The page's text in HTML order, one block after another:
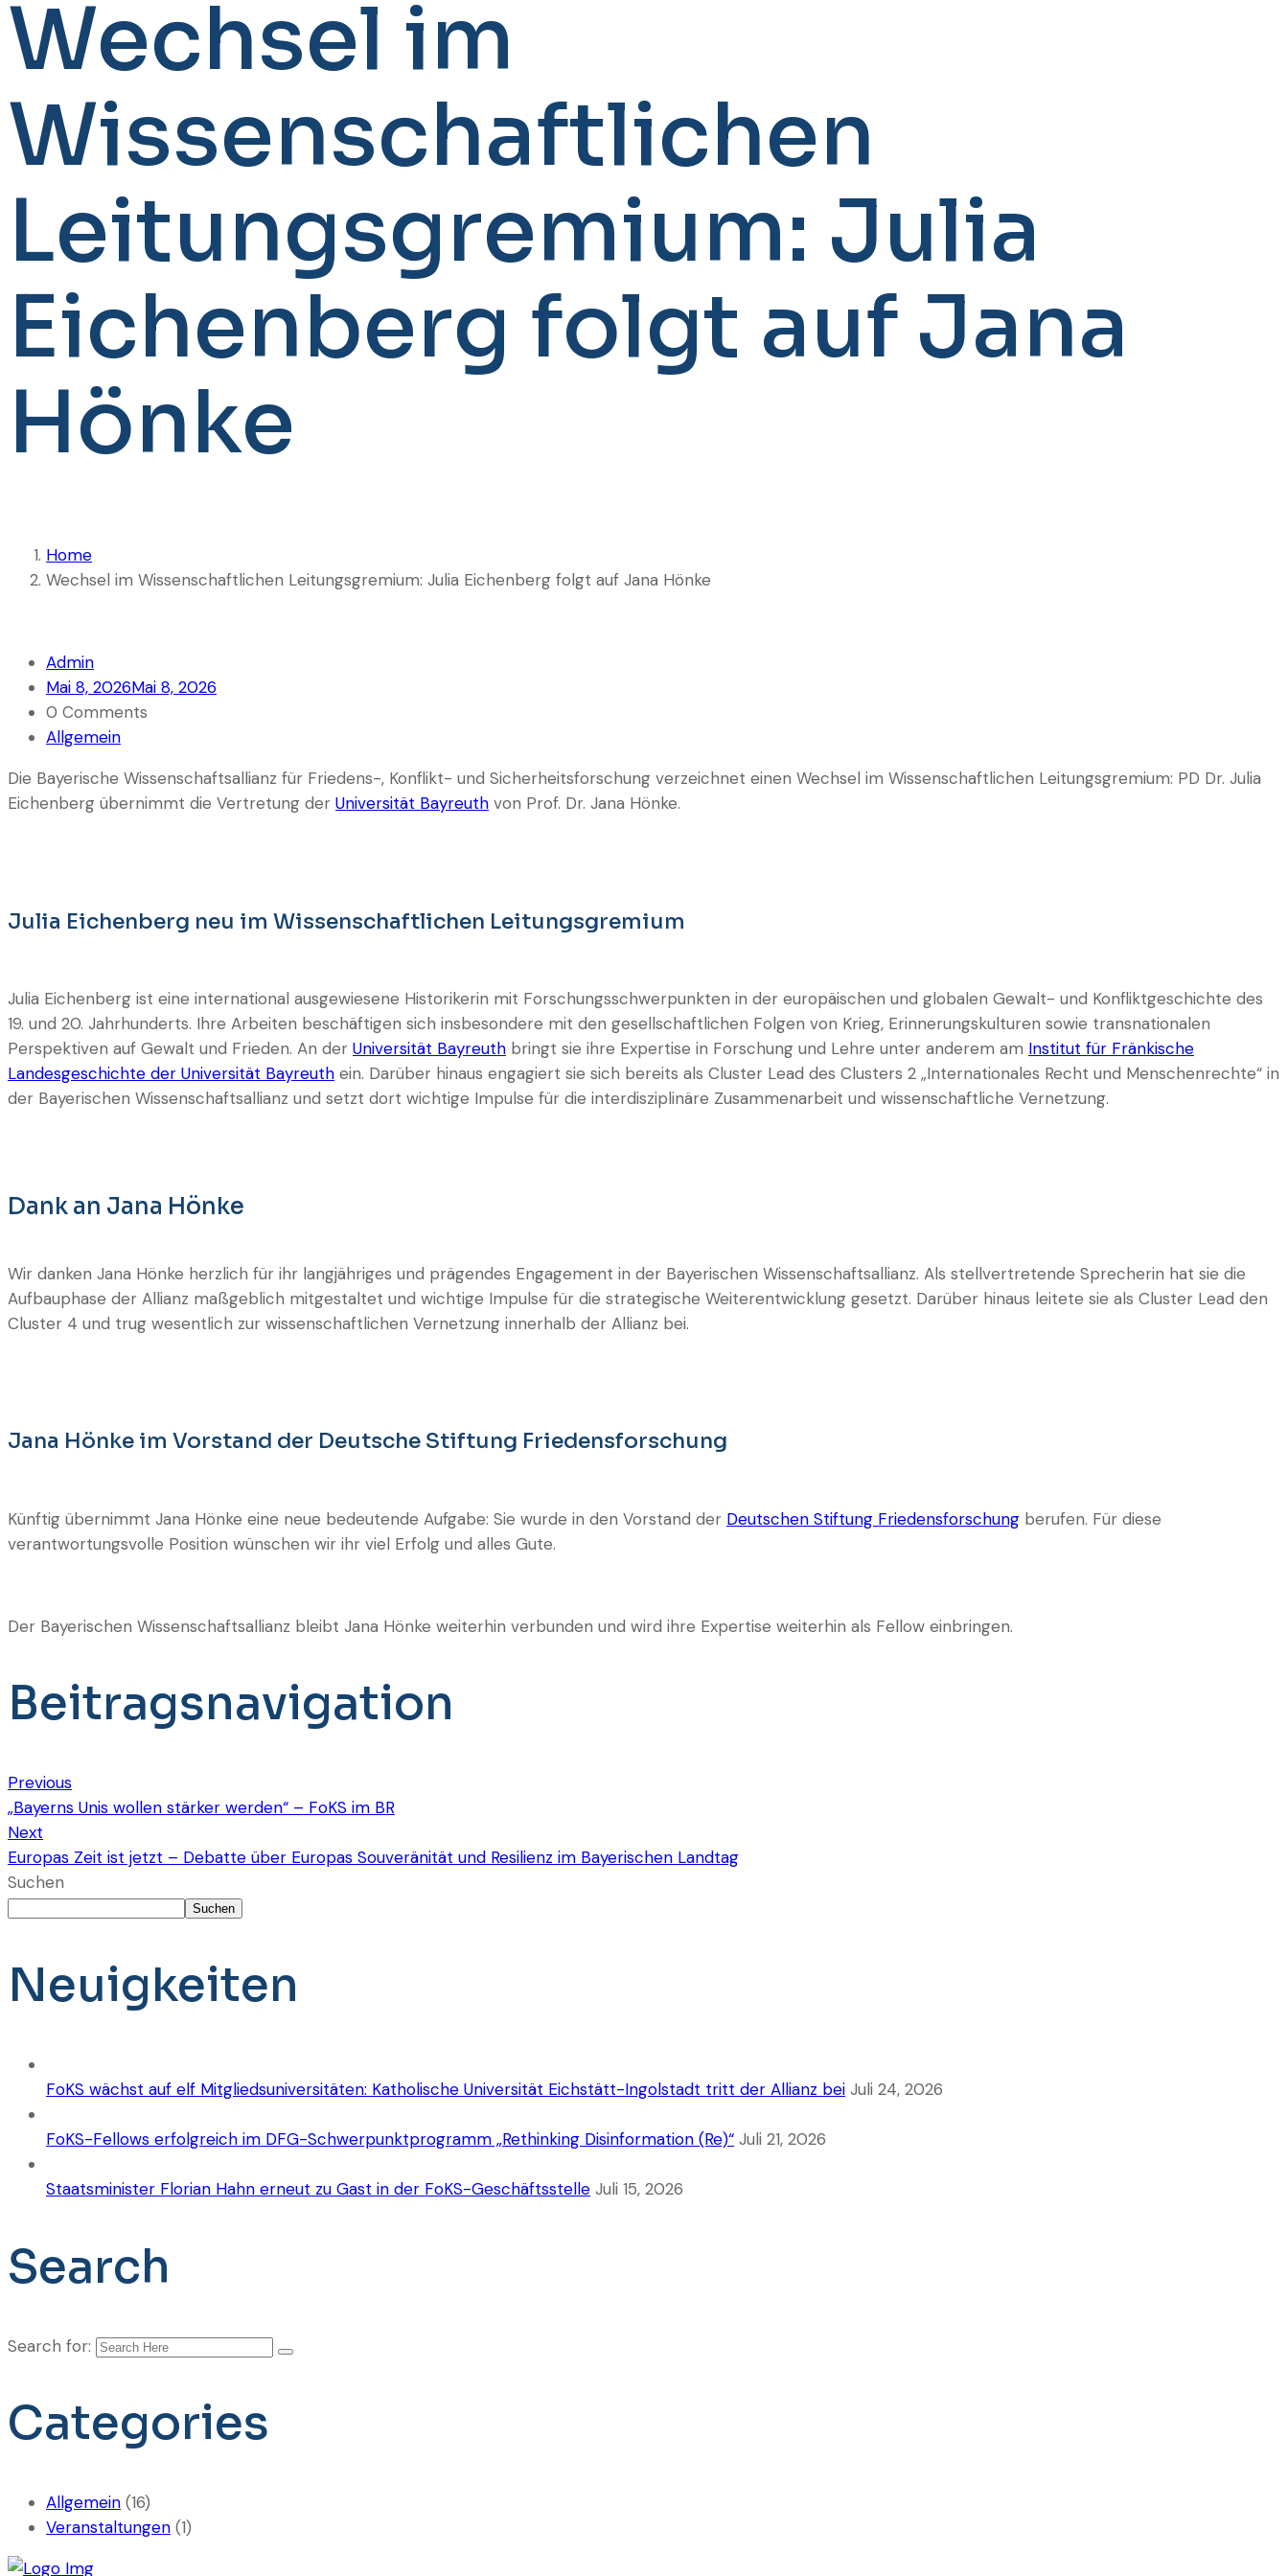
Wechsel im
Wissenschaftlichen
Leitungsgremium: Julia
Eichenberg folgt auf Jana
Hönke
Home
Wechsel im Wissenschaftlichen Leitungsgremium: Julia Eichenberg folgt auf Jana Hönke
Admin
Mai 8, 2026Mai 8, 2026
0 Comments
Allgemein
Die Bayerische Wissenschaftsallianz für Friedens-, Konflikt- und Sicherheitsforschung verzeichnet einen Wechsel im Wissenschaftlichen Leitungsgremium: PD Dr. Julia
Eichenberg übernimmt die Vertretung der Universität Bayreuth von Prof. Dr. Jana Hönke.
Julia Eichenberg neu im Wissenschaftlichen Leitungsgremium
Julia Eichenberg ist eine international ausgewiesene Historikerin mit Forschungsschwerpunkten in der europäischen und globalen Gewalt- und Konfliktgeschichte des
19. und 20. Jahrhunderts. Ihre Arbeiten beschäftigen sich insbesondere mit den gesellschaftlichen Folgen von Krieg, Erinnerungskulturen sowie transnationalen
Perspektiven auf Gewalt und Frieden. An der Universität Bayreuth bringt sie ihre Expertise in Forschung und Lehre unter anderem am Institut für Fränkische
Landesgeschichte der Universität Bayreuth ein. Darüber hinaus engagiert sie sich bereits als Cluster Lead des Clusters 2 „Internationales Recht und Menschenrechte“ in
der Bayerischen Wissenschaftsallianz und setzt dort wichtige Impulse für die interdisziplinäre Zusammenarbeit und wissenschaftliche Vernetzung.
Dank an Jana Hönke
Wir danken Jana Hönke herzlich für ihr langjähriges und prägendes Engagement in der Bayerischen Wissenschaftsallianz. Als stellvertretende Sprecherin hat sie die
Aufbauphase der Allianz maßgeblich mitgestaltet und wichtige Impulse für die strategische Weiterentwicklung gesetzt. Darüber hinaus leitete sie als Cluster Lead den
Cluster 4 und trug wesentlich zur wissenschaftlichen Vernetzung innerhalb der Allianz bei.
Jana Hönke im Vorstand der Deutsche Stiftung Friedensforschung
Künftig übernimmt Jana Hönke eine neue bedeutende Aufgabe: Sie wurde in den Vorstand der Deutschen Stiftung Friedensforschung berufen. Für diese
verantwortungsvolle Position wünschen wir ihr viel Erfolg und alles Gute.
Der Bayerischen Wissenschaftsallianz bleibt Jana Hönke weiterhin verbunden und wird ihre Expertise weiterhin als Fellow einbringen.
Beitragsnavigation
Previous
„Bayerns Unis wollen stärker werden“ – FoKS im BR
Next
Europas Zeit ist jetzt – Debatte über Europas Souveränität und Resilienz im Bayerischen Landtag
Suchen
Suchen
Neuigkeiten
FoKS wächst auf elf Mitgliedsuniversitäten: Katholische Universität Eichstätt-Ingolstadt tritt der Allianz bei Juli 24, 2026
FoKS-Fellows erfolgreich im DFG-Schwerpunktprogramm „Rethinking Disinformation (Re)“ Juli 21, 2026
Staatsminister Florian Hahn erneut zu Gast in der FoKS-Geschäftsstelle Juli 15, 2026
Search
Search for:
Categories
Allgemein (16)
Veranstaltungen (1)